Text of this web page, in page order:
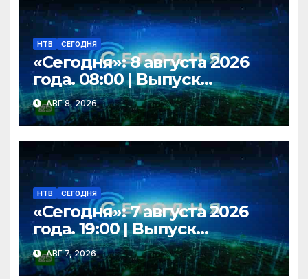
НТВ СЕГОДНЯ
«Сегодня»: 8 августа 2026
года. 08:00 | Выпуск
новостей | Новости НТВ
АВГ 8, 2026
НТВ СЕГОДНЯ
«Сегодня»: 7 августа 2026
года. 19:00 | Выпуск
новостей | Новости НТВ
АВГ 7, 2026